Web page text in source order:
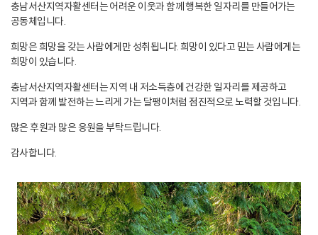
충남서산지역자활센터는 어려운 이웃과 함께 행복한 일자리를 만들어가는
공동체입니다.
희망은 희망을 갖는 사람에게만 성취됩니다. 희망이 있다고 믿는 사람에게는
희망이 있습니다.
충남서산지역자활센터는 지역 내 저소득층에 건강한 일자리를 제공하고
지역과 함께 발전하는 느리게 가는 달팽이처럼 점진적으로 노력할 것입니다.
많은 후원과 많은 응원을 부탁드립니다.
감사합니다.